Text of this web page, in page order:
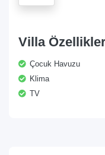
Villa
Çocuk Havuzu
Klima
TV